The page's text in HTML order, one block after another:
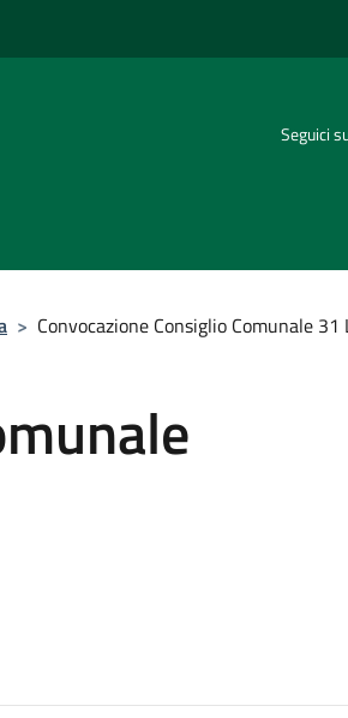
Seguici
> Convocazione Consiglio Comunale